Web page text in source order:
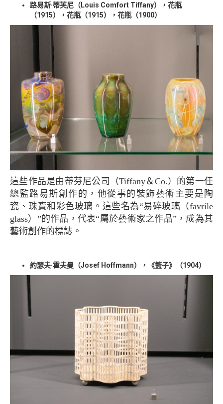
路易斯·蒂芙尼（Louis Comfort Tiffany），花瓶
（1915），花瓶（1915），花瓶（1900）
這些作品是由蒂芬尼公司（Tiffany＆Co.）的第一任
總監路易斯創作的，他從事的裝飾藝術主要是陶
瓷、珠寶和彩色玻璃。這些名為“易碎玻璃（favrile
glass）”的作品，代表“屬於藝術家之作品”，成為其
藝術創作的標誌。
約瑟夫·霍夫曼（Josef Hoffmann），《籃子》（1904）